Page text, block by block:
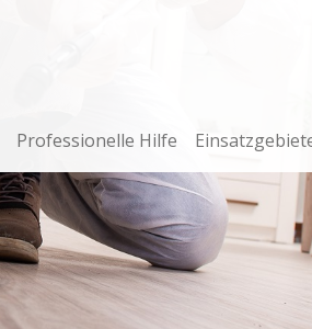
Professionelle Hilfe